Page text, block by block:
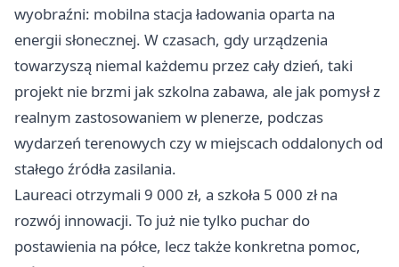
wyobraźni: mobilna stacja ładowania oparta na
energii słonecznej. W czasach, gdy urządzenia
towarzyszą niemal każdemu przez cały dzień, taki
projekt nie brzmi jak szkolna zabawa, ale jak pomysł z
realnym zastosowaniem w plenerze, podczas
wydarzeń terenowych czy w miejscach oddalonych od
stałego źródła zasilania.
Laureaci otrzymali 9 000 zł, a szkoła 5 000 zł na
rozwój innowacji. To już nie tylko puchar do
postawienia na półce, lecz także konkretna pomoc,